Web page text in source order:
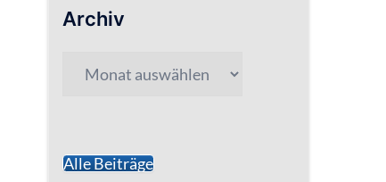
Archiv
Archiv
Alle Beiträge